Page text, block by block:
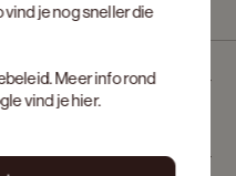
je nog sneller die
. Meer info rond
vind jehier.
eik en rond
Calacatta Ø52 x 44 cm